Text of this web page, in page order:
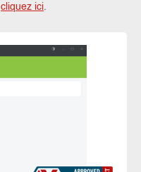
cliquez ici.